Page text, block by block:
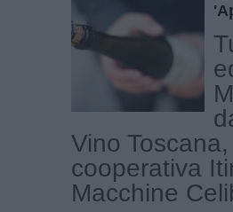
Vino
cooperativa
Macchine